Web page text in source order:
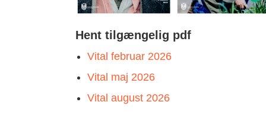
Hent tilgængelig pdf
Vital februar 2026
Vital maj 2026
Vital august 2026